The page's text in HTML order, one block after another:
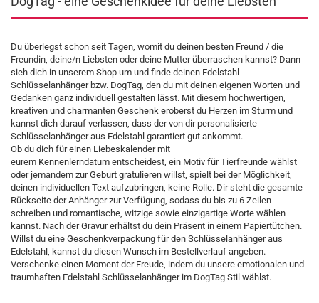
Du überlegst schon seit Tagen, womit du deinen besten Freund / die
Freundin, deine/n Liebsten oder deine Mutter überraschen kannst? Dann
sieh dich in unserem Shop um und finde deinen Edelstahl
Schlüsselanhänger bzw. DogTag, den du mit deinen eigenen Worten und
Gedanken ganz individuell gestalten lässt. Mit diesem hochwertigen,
kreativen und charmanten Geschenk eroberst du Herzen im Sturm und
kannst dich darauf verlassen, dass der von dir personalisierte
Schlüsselanhänger aus Edelstahl garantiert gut ankommt.
Ob du dich für einen Liebeskalender mit
eurem Kennenlerndatum entscheidest, ein Motiv für Tierfreunde wählst
oder jemandem zur Geburt gratulieren willst, spielt bei der Möglichkeit,
deinen individuellen Text aufzubringen, keine Rolle. Dir steht die gesamte
Rückseite der Anhänger zur Verfügung, sodass du bis zu 6 Zeilen
schreiben und romantische, witzige sowie einzigartige Worte wählen
kannst. Nach der Gravur erhältst du dein Präsent in einem Papiertütchen.
Willst du eine Geschenkverpackung für den Schlüsselanhänger aus
Edelstahl, kannst du diesen Wunsch im Bestellverlauf angeben.
Verschenke einen Moment der Freude, indem du unsere emotionalen und
traumhaften Edelstahl Schlüsselanhänger im DogTag Stil wählst.